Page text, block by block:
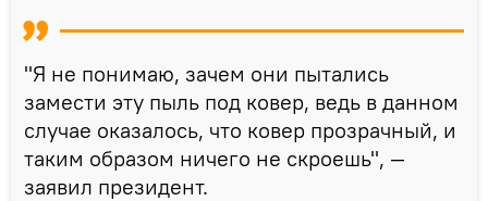
"Я не понимаю, зачем они пытались
замести эту пыль под ковер, ведь в данном
случае оказалось, что ковер прозрачный, и
таким образом ничего не скроешь", —
заявил президент.